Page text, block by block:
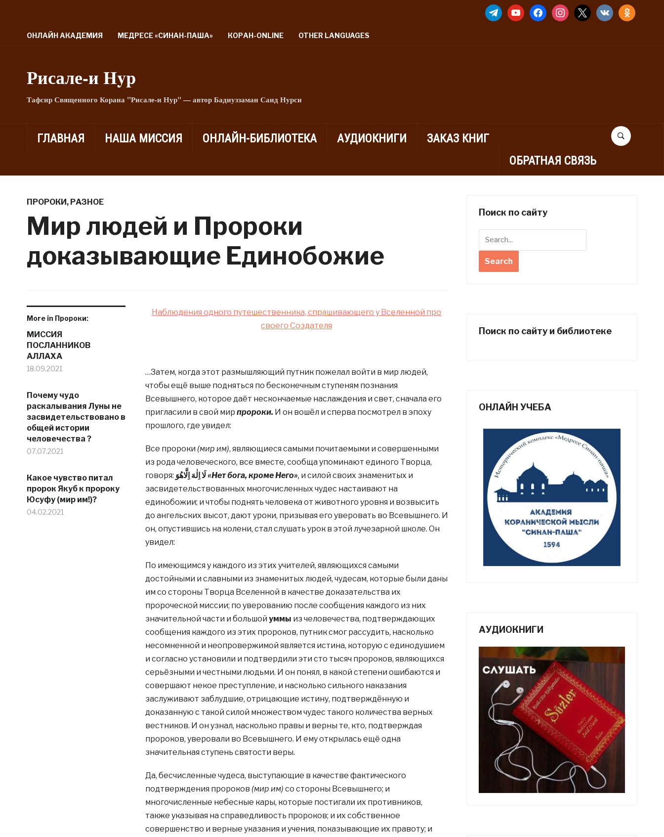
TELEGRAMYOUTUBEFACEBOOKINSTAGRAM
X VKONTAKTE
ОНЛАЙН АКАДЕМИЯ МЕДРЕСЕ «СИНАН-ПАША» КОРАН-ONLINE OTHER LANGUAGES
Рисале-и Hyp
Тафсир Священного Корана "Рисале-и Нур" — автор Бадиуззаман Саид Нурси
ГЛАВНАЯ НАША МИССИЯ ОНЛАЙН-БИБЛИОТЕКА АУДИОКНИГИ
ЗАКАЗ КНИГ
ОБРАТНАЯ СВЯЗЬ
ПРОРОКИ, РАЗНОЕ
Мир людей и Пророки
доказывающие Единобожие
More in Пророки:
МИССИЯ
ПОСЛАННИКОВ
АЛЛАХА
18.09.2021
Почему чудо
раскалывания Луны не
засвидетельствовано в
общей истории
человечества ?
07.07.2021
Какое чувство питал
пророк Якуб к пророку
Юсуфу (мир им!)?
04.02.2021
Наблюдения одного путешественника, спрашивающего у Вселенной про
своего Создателя
…Затем, когда этот размышляющий путник пожелал войти в мир людей,
чтобы ещё выше подняться по бесконечным ступеням познания
Всевышнего, которое даёт нескончаемые наслаждения и свет, сначала его
пригласили в свой мир пророки. И он вошёл и сперва посмотрел в эпоху
прошлого, где увидел:
Все пророки (мир им), являющиеся самыми почитаемыми и совершенными
из рода человеческого, все вместе, сообща упоминают единого Творца,
говоря:
‌‌لَا اِلٰهَ اِلَّاهُوَ«Нет бога, кроме Него»,и силой своих знаменитых и
засвидетельствованных многочисленных чудес настаивают на
единобожии; и чтобы поднять человека от животного уровня и возвысить
до ангельских высот, дают уроки, призывая его уверовать во Всевышнего. И
он, опустившись на колени, стал слушать урок в этой лучезарной школе. Он
увидел:
По имеющимся у каждого из этих учителей, являющихся самыми
достойными и славными из знаменитых людей, чудесам, которые были даны
им со стороны Творца Вселенной в качестве доказательства их
пророческой миссии; по уверованию после сообщения каждого из них
значительной части и большой уммы из человечества, подтверждающих
сообщения каждого из этих пророков, путник смог рассудить, насколько
несомненной и неопровержимой является истина, которую с единодушием
и согласно установили и подтвердили эти сто тысяч пророков, являющихся
серьёзными и честными людьми. И он понял, в какой степени ошибаются и
совершают некое преступление, и насколько сильного наказания
заслуживают заблудшие, отрицающие истину, подтверждённую и
доказанную с такой силой множеством чудес такого количества верных
вестников. И он узнал, насколько правы и верны те, кто, подтверждая
пророков, уверовали во Всевышнего. И ему открылась ещё одна
значительная ступень святости веры.
Да, бесчисленные чудеса, выступающие в качестве фактического
подтверждения пророков (мир им) со стороны Всевышнего; и
многочисленные небесные кары, которые постигали их противников,
также указывая на справедливость пророков; и их собственное
совершенство и верные указания и учения, показывающие их правоту; и
Поиск по сайту
Поиск по сайту и библиотеке
ОНЛАЙН УЧЕБА
АУДИОКНИГИ